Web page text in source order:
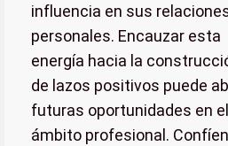
influencia en sus
personales. Encauzar esta
energía hacia la
de lazos positivos puede
futuras oportunidades en el
ámbito profesional. Confíen